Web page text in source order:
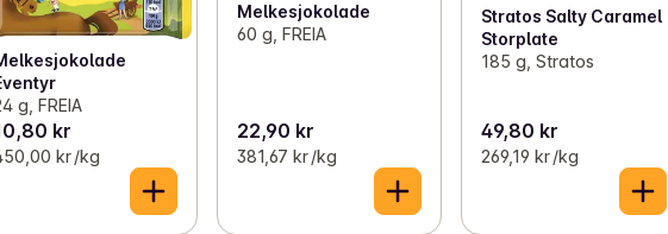
g, FREIA
kr
kr /kg
Melkesjokolade
60 g, FREIA
22,90 kr
381,67 kr /kg
Stratos Salty Caramel
Storplate
185 g, Stratos
49,80 kr
269,19 kr /kg